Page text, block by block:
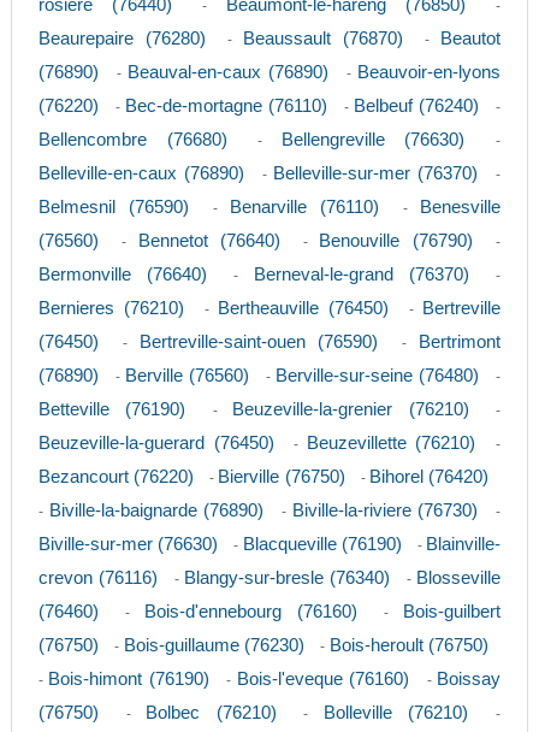
rosiere (76440)
- Beaumont-le-hareng (76850) -
Beaurepaire (76280) - Beaussault (76870) -
Beautot
(76890)
- Beauval-en-caux (76890) - Beauvoir-en-lyons
(76220)
- Bec-de-mortagne (76110) - Belbeuf (76240) -
Bellencombre (76680) - Bellengreville (76630) -
Belleville-en-caux (76890) - Belleville-sur-mer (76370) -
Belmesnil (76590) - Benarville (76110) -
Benesville
(76560)
- Bennetot (76640) - Benouville (76790) -
Bermonville (76640) - Berneval-le-grand (76370) -
Bernieres (76210) - Bertheauville (76450) -
Bertreville
(76450)
- Bertreville-saint-ouen (76590) -
Bertrimont
(76890)
- Berville (76560) - Berville-sur-seine (76480) -
Betteville (76190) - Beuzeville-la-grenier (76210) -
Beuzeville-la-guerard (76450) - Beuzevillette (76210) -
Bezancourt (76220) - Bierville (76750) - Bihorel (76420)
- Biville-la-baignarde (76890) - Biville-la-riviere (76730) -
Biville-sur-mer (76630) - Blacqueville (76190) - Blainville-
crevon (76116)
- Blangy-sur-bresle (76340) - Blosseville
(76460)
- Bois-d'ennebourg (76160) -
Bois-guilbert
(76750)
- Bois-guillaume (76230) - Bois-heroult (76750)
- Bois-himont (76190) - Bois-l'eveque (76160) - Boissay
(76750)
- Bolbec (76210) - Bolleville (76210) -